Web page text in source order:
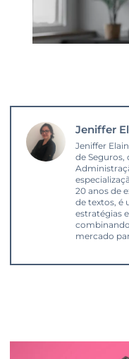
Jeniffer
Jeniffer
de
20 anos de
de textos, é
estratégias
mercado